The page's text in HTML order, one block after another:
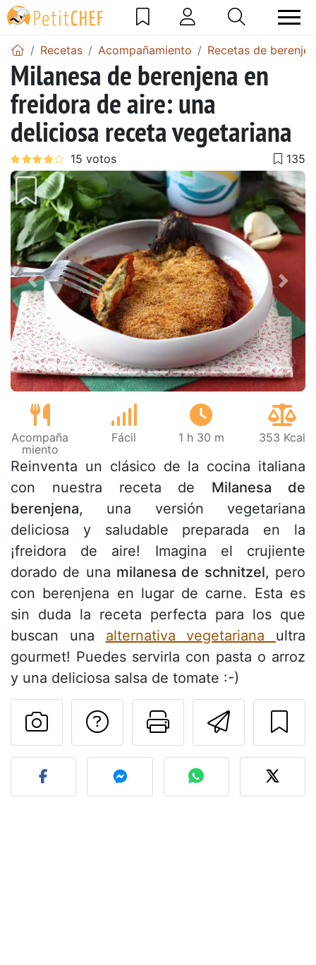
Recetas Acompañamiento Recetas de
Milanesa de berenjena en
freidora de aire: una
deliciosa receta vegetariana
Anterior
Acompaña
miento
Fácil 1 h 30 m 353 Kcal
Reinventa un clásico de la cocina italiana
con nuestra receta de Milanesa de
berenjena, una versión vegetariana
deliciosa y saludable preparada en la
¡freidora de aire! Imagina el crujiente
dorado de una milanesa de schnitzel, pero
con berenjena en lugar de carne. Esta es
sin duda la receta perfecta para los que
buscan una alternativa vegetariana ultra
gourmet! Puedes servirla con pasta o arroz
y una deliciosa salsa de tomate :-)
Imprimir
Preguntar al autor
Publicar la foto de esta